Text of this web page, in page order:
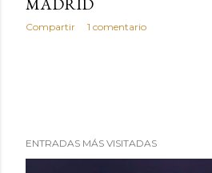
Compartir 1 comentario
ENTRADAS MÁS VISITADAS